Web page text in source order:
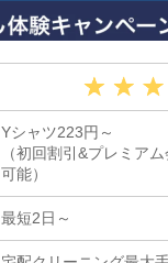
Yシャツ223円～
（初回割引&プレミア
可能）
最短2日～